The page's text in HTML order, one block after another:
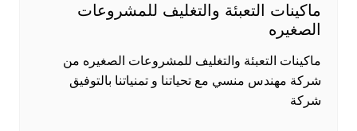
ماكينات التعبئة والتغليف للمشروعات
الصغيره
ماكينات التعبئة والتغليف للمشروعات الصغيره من
شركة مهندس منسي مع تحياتنا و تمنياتنا بالتوفيق
شركة